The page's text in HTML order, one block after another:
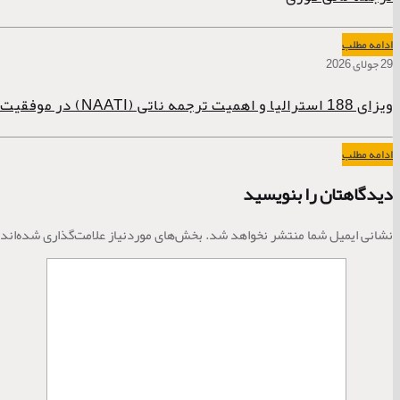
ادامه مطلب
29 جولای 2026
ویزای 188 استرالیا و اهمیت ترجمه ناتی (NAATI) در موفقیت پرونده
ادامه مطلب
دیدگاهتان را بنویسید
نشانی ایمیل شما منتشر نخواهد شد.بخش‌های موردنیاز علامت‌گذاری